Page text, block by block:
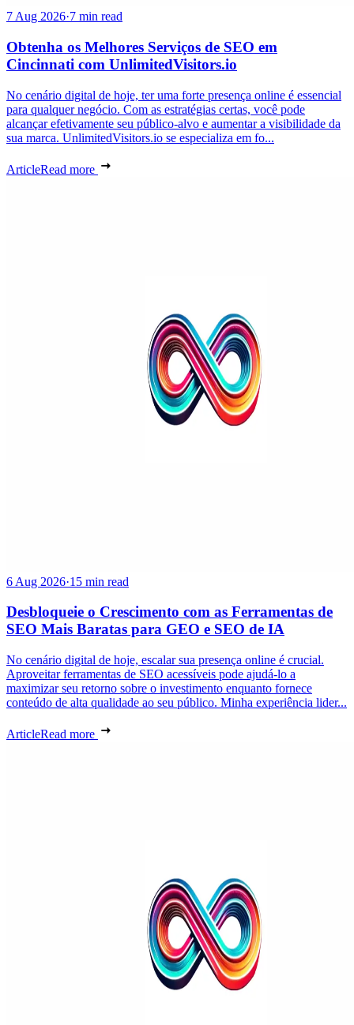
7 Aug 2026·7 min read
Obtenha os Melhores Serviços de SEO em
Cincinnati com UnlimitedVisitors.io
No cenário digital de hoje, ter uma forte presença online é essencial
para qualquer negócio. Com as estratégias certas, você pode
alcançar efetivamente seu público-alvo e aumentar a visibilidade da
sua marca. UnlimitedVisitors.io se especializa em fo...
ArticleRead more
6 Aug 2026·15 min read
Desbloqueie o Crescimento com as Ferramentas de
SEO Mais Baratas para GEO e SEO de IA
No cenário digital de hoje, escalar sua presença online é crucial.
Aproveitar ferramentas de SEO acessíveis pode ajudá-lo a
maximizar seu retorno sobre o investimento enquanto fornece
conteúdo de alta qualidade ao seu público. Minha experiência lider...
ArticleRead more